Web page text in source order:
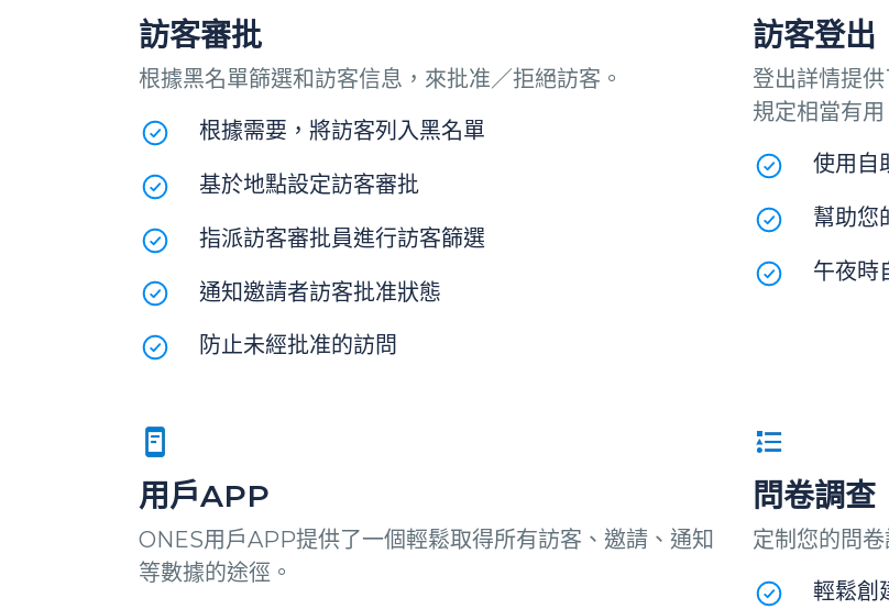
訪客審批
根據黑名單篩選和訪客信息，來批准／拒絕訪客。
根據需要，將訪客列入黑名單
基於地點設定訪客審批
指派訪客審批員進行訪客篩選
通知邀請者訪客批准狀態
防止未經批准的訪問
訪客登出
登出詳情提
規定相當有用
使用自
幫助您
午夜時
用戶APP
ONES用戶APP提供了一個輕鬆取得所有訪客、邀請、通知
等數據的途徑。
問卷調查
定制您的問
輕鬆創